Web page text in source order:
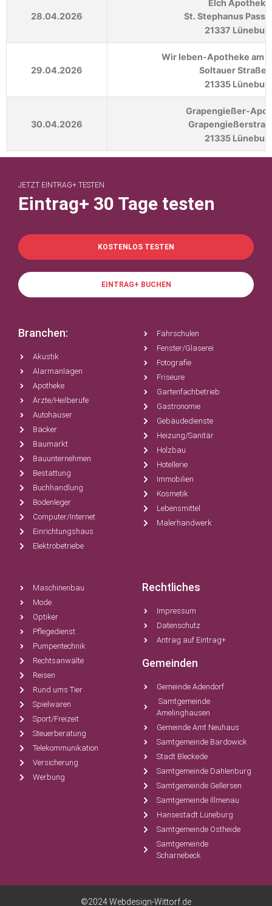
28.04.2026
Elch Apotheke
St. Stephanus
21337
29.04.2026
Wir leben-Apotheke am
Soltauer Straße
21335
30.04.2026
Grapengießer-
21335
JETZT EINTRAG+ TESTEN
Eintrag+ 30 Tage testen
KOSTENLOS TESTEN
EINTRAG+ BUCHEN
Branchen:
Akustik
Alarmanlagen
Apotheke
Ärzte/Heilberufe
Autohäuser
Bäcker
Baumarkt
Bauunternehmen
Bestattung
Buchhandlung
Bodenleger
Computer/Internet
Einrichtungshaus
Elektrobetriebe
Fahrschulen
Fenster/Glaserei
Fotografie
Friseure
Gartenfachbetrieb
Gastronomie
Gebäudedienste
Heizung/Sanitär
Holzbau
Hotellerie
Immobilien
Kosmetik
Lebensmittel
Malerhandwerk
Maschinenbau
Mode
Optiker
Pflegedienst
Pumpentechnik
Rechtsanwälte
Reisen
Rund ums Tier
Spielwaren
Sport/Freizeit
Steuerberatung
Telekommunikation
Versicherung
Werbung
Rechtliches
Impressum
Datenschutz
Antrag auf Eintrag+
Gemeinden
Gemeinde Adendorf
Samtgemeinde
Amelinghausen
Gemeinde Amt Neuhaus
Samtgemeinde Bardowick
Stadt Bleckede
Samtgemeinde Dahlenburg
Samtgemeinde Gellersen
Samtgemeinde Illmenau
Hansestadt Lüneburg
Samtgemeinde Ostheide
Samtgemeinde
Scharnebeck
©2024 Webdesign-Wittorf.de​